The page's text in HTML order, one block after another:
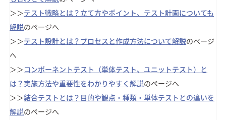
＞＞テスト戦略とは？立て方やポイント、テスト計画についても
解説のページへ
＞＞テスト設計とは？プロセスと作成方法について解説のページ
へ
＞＞コンポーネントテスト（単体テスト、ユニットテスト）と
は？実施方法や重要性をわかりやすく解説のページへ
＞＞結合テストとは？目的や観点・種類・単体テストとの違いを
解説のページへ